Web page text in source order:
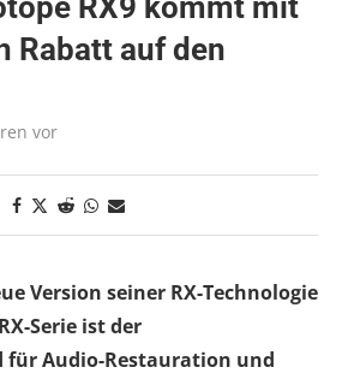
RX9 kommt mit
Rabatt auf den
vor
Version seiner RX-Technologie
Serie ist der
Audio-Restauration und